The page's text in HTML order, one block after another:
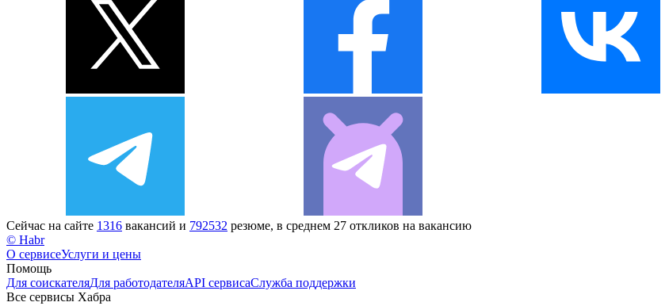
Сейчас на сайте 1316 вакансий и 792532 резюме, в среднем 27 откликов на вакансию
© Habr
О сервисеУслуги и цены
Помощь
Для соискателяДля работодателяAPI сервисаСлужба поддержки
Все сервисы Хабра